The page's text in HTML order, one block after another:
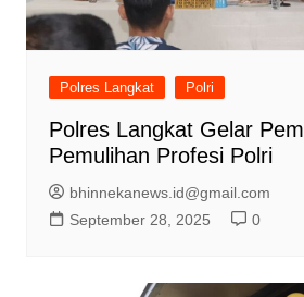
Polres Langkat Polri
Polres Langkat Gelar
Pemulihan Profesi Polri
bhinnekanews.id@gmail.com
September 28, 2025
0